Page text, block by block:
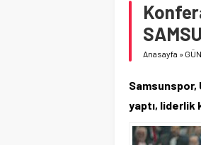
Anasayfa »
Samsunspor,
yaptı, liderlik